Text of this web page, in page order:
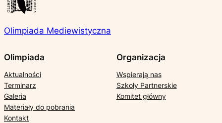
Olimpiada Mediewistyczna
Olimpiada
Aktualności
Terminarz
Galeria
Materiały do pobrania
Kontakt
Organizacja
Wspierają nas
Szkoły Partnerskie
Komitet główny